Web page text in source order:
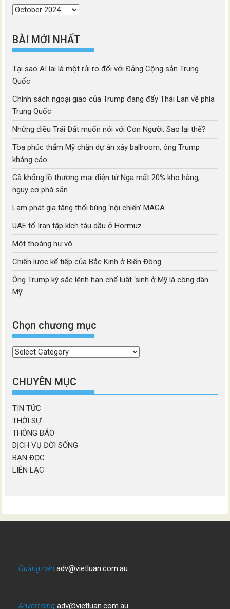
Thời
BÀI MỚI NHẤT
Tại sao AI lại là một rủi ro đối với Đảng Cộng sản Trung
Quốc
Chính sách ngoại giao của Trump đang đẩy Thái Lan về phía
Trung Quốc
Những điều Trái Đất muốn nói với Con Người: Sao lại thế?
Tòa phúc thẩm Mỹ chặn dự án xây ballroom, ông Trump
kháng cáo
Gã khổng lồ thương mại điện tử Nga mất 20% kho hàng,
nguy cơ phá sản
Lạm phát gia tăng thổi bùng ‘nội chiến’ MAGA
UAE tố Iran tập kích tàu dầu ở Hormuz
Một thoáng hư vô
Chiến lược kế tiếp của Bắc Kinh ở Biển Đông
Ông Trump ký sắc lệnh hạn chế luật ‘sinh ở Mỹ là công dân
Mỹ’
Chọn chương mục
Chọn
mục
CHUYÊN MỤC
TIN TỨC
THỜI SỰ
THÔNG BÁO
DỊCH VỤ ĐỜI SỐNG
BẠN ĐỌC
LIÊN LẠC
Quảng cáo adv@vietluan.com.au
Advertising adv@vietluan.com.au